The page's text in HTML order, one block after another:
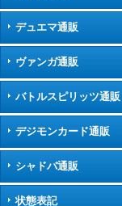
デュエマ通販
ヴァンガ通販
バトルスピリッツ通販
デジモンカード通販
シャドバ通販
状態表記